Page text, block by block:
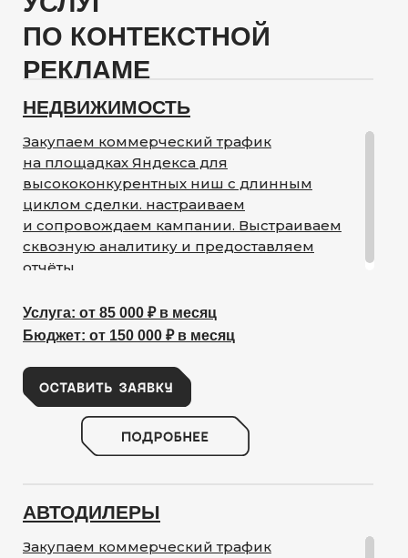
ПО КОНТЕКСТНОЙ
РЕКЛАМЕ
АВТОДИЛЕРЫ
Закупаем коммерческий трафик
Услуга: от 85 000 ₽ в месяц
Бюджет: от 150 000 ₽ в месяц
НЕДВИЖИМОСТЬ
Закупаем коммерческий трафик
на площадках Яндекса для
высококонкурентных ниш с длинным
циклом сделки. настраиваем
и сопровождаем кампании. Выстраиваем
сквозную аналитику и предоставляем
отчёты.